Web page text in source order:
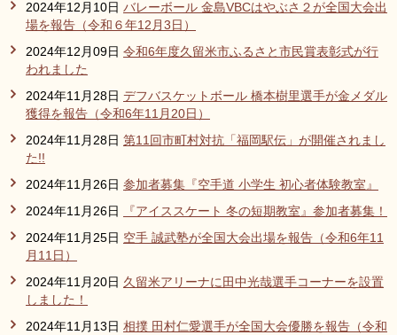
2024年12月10日 バレーボール 金島VBCはやぶさ２が全国大会出
場を報告（令和６年12月3日）
2024年12月09日 令和6年度久留米市ふるさと市民賞表彰式が行
われました
2024年11月28日 デフバスケットボール 橋本樹里選手が金メダル
獲得を報告（令和6年11月20日）
2024年11月28日 第11回市町村対抗「福岡駅伝」が開催されまし
た!!
2024年11月26日 参加者募集『空手道 小学生 初心者体験教室』
2024年11月26日
『アイススケート 冬の短期教室』参加者募集！
2024年11月25日 空手 誠武塾が全国大会出場を報告（令和6年11
月11日）
2024年11月20日 久留米アリーナに田中光哉選手コーナーを設置
しました！
2024年11月13日 相撲 田村仁愛選手が全国大会優勝を報告（令和